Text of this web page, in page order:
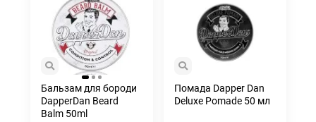
Бальзам для бороди
DapperDan Beard
Balm 50ml
Помада Dapper Dan
Deluxe Pomade 50 мл